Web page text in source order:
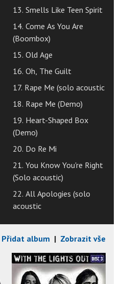
13. Smells Like Teen Spirit
14. Come As You Are
(Boombox)
15. Old Age
16. Oh, The Guilt
17. Rape Me (solo acoustic
18. Rape Me (Demo)
19. Heart-Shaped Box
(Demo)
20. Do Re Mi
21. You Know You're Right
(Solo acoustic)
22. All Apologies (solo
acoustic
Přidat album | Zobrazit vše